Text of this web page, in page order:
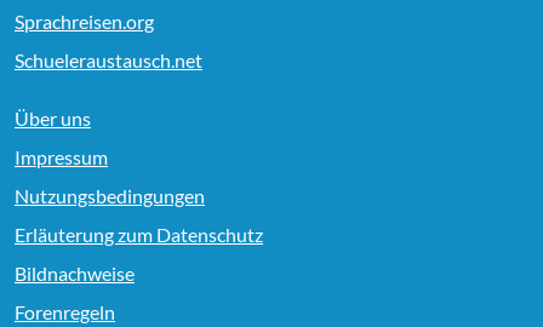
Sprachreisen.org
Schueleraustausch.net
Über uns
Impressum
Nutzungsbedingungen
Erläuterung zum Datenschutz
Bildnachweise
Forenregeln